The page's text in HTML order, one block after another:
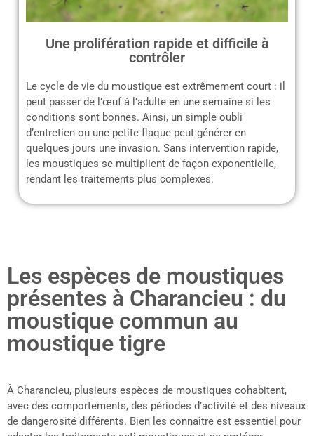
Une prolifération rapide et difficile à
contrôler
Le cycle de vie du moustique est extrêmement court : il
peut passer de l’œuf à l’adulte en une semaine si les
conditions sont bonnes. Ainsi, un simple oubli
d’entretien ou une petite flaque peut générer en
quelques jours une invasion. Sans intervention rapide,
les moustiques se multiplient de façon exponentielle,
rendant les traitements plus complexes.
Les espèces de moustiques
présentes à Charancieu : du
moustique commun au
moustique tigre
À Charancieu, plusieurs espèces de moustiques cohabitent,
avec des comportements, des périodes d’activité et des niveaux
de dangerosité différents. Bien les connaître est essentiel pour